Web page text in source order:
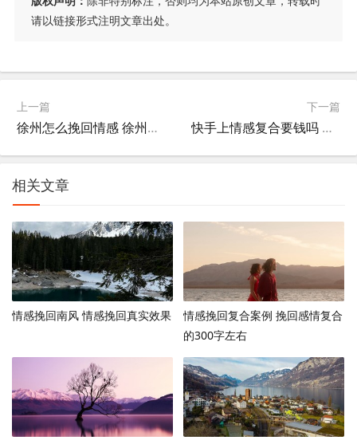
请以链接形式注明文章出处。
上一篇
徐州怎么挽回情感 徐州有没有情感咨询的地方
下一篇
快手上情感复合要钱吗 快手上情感复合要钱吗安全吗
相关文章
情感挽回南风 情感挽回真实效果
情感挽回复合案例 挽回感情复合
的300字左右